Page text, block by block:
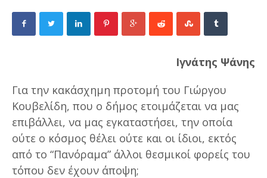
Ιγνάτης Ψάνης
Για την κακάσχημη προτομή του Γιώργου
Κουβελίδη, που ο δήμος ετοιμάζεται να μας
επιβάλλει, να μας εγκαταστήσει, την οποία
ούτε ο κόσμος θέλει ούτε και οι ίδιοι, εκτός
από το “Πανόραμα” άλλοι θεσμικοί φορείς του
τόπου δεν έχουν άποψη;